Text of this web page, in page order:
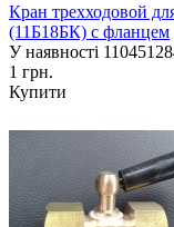
Кран трехходовой
(11Б18БК) с фланцем
У наявності
1 грн.
Купити